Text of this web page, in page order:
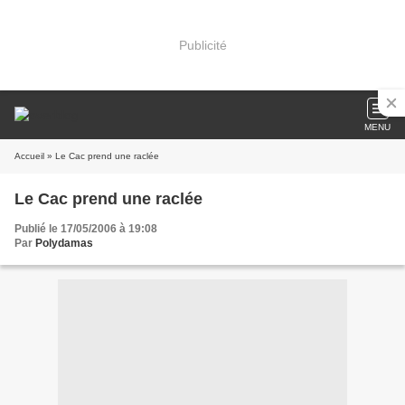
Publicité
MENU
Accueil » Le Cac prend une raclée
Le Cac prend une raclée
Publié le 17/05/2006 à 19:08
Par Polydamas